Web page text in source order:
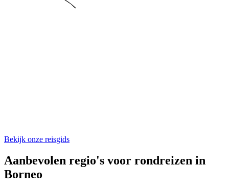
Bekijk onze reisgids
Aanbevolen regio's voor rondreizen in
Borneo